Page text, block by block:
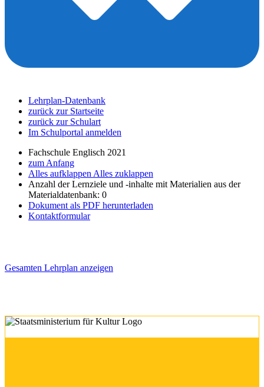
Lehrplan-Datenbank
zurück zur Startseite
zurück zur Schulart
Im Schulportal anmelden
Fachschule Englisch 2021
zum Anfang
Alles aufklappen Alles zuklappen
Anzahl der Lernziele und -inhalte mit Materialien aus der
Materialdatenbank: 0
Dokument als PDF herunterladen
Kontaktformular
Gesamten Lehrplan anzeigen